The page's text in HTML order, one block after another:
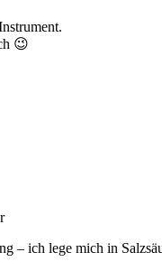
😉
– ich lege mich in